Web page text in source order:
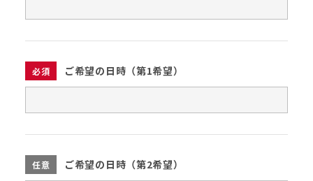
必須 ご希望の日時（第1希望）
任意 ご希望の日時（第2希望）